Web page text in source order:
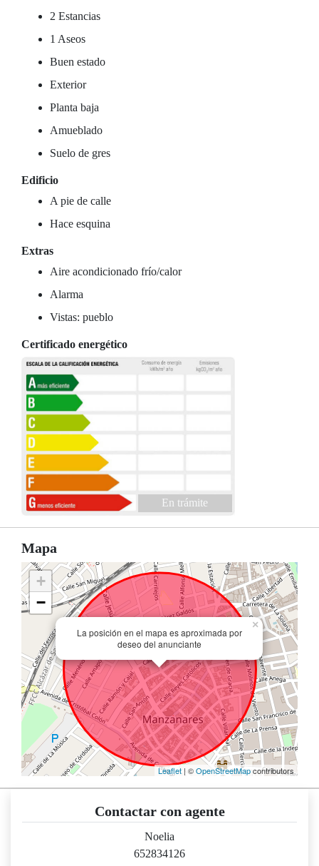
2 Estancias
1 Aseos
Buen estado
Exterior
Planta baja
Amueblado
Suelo de gres
Edificio
A pie de calle
Hace esquina
Extras
Aire acondicionado frío/calor
Alarma
Vistas: pueblo
Certificado energético
En trámite
Mapa
La posición en el mapa es aproximada por
deseo del anunciante
×
+
−
Leaflet | ©OpenStreetMapcontributors
Contactar con agente
Noelia
652834126